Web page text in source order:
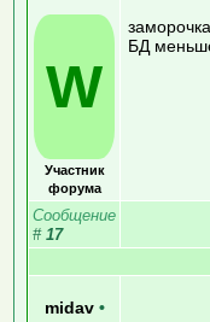
W
Участник
форума
БД
Сообщение
# 17
midav •